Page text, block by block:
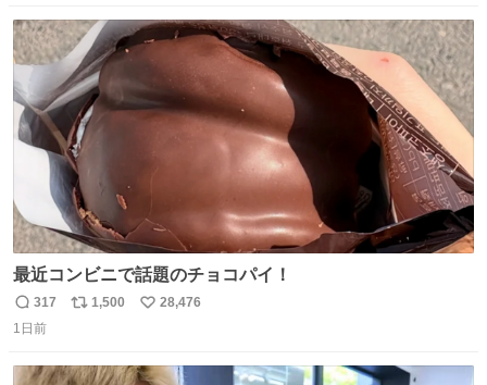
ト
数
数
最近コンビニで話題のチョコパイ！
返
信
317
リ
ト
1,500
い
数
28,476
1日前